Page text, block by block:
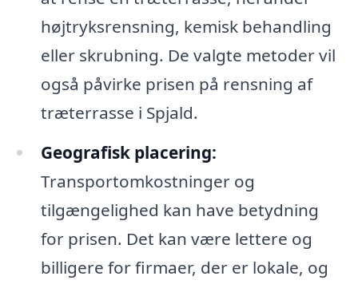
højtryksrensning, kemisk behandling
eller skrubning. De valgte metoder vil
også påvirke prisen på rensning af
træterrasse i Spjald.
Geografisk placering:
Transportomkostninger og
tilgængelighed kan have betydning
for prisen. Det kan være lettere og
billigere for firmaer, der er lokale, og